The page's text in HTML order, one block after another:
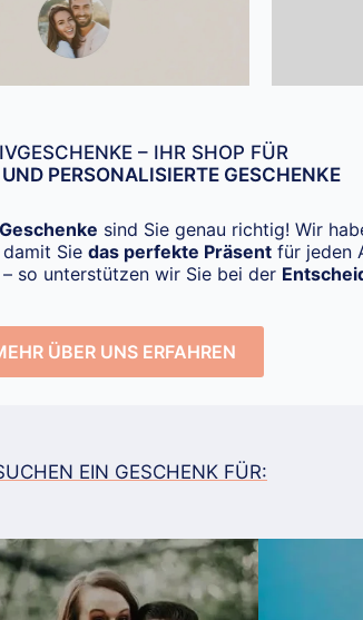
– IHR SHOP FÜR
PERSONALISIERTE GESCHENKE
sind Sie genau richtig! Wir
Sie das perfekte Präsentfür jeden
so unterstützen wir Sie bei der
ÜBER UNS ERFAHREN
EIN GESCHENK FÜR: